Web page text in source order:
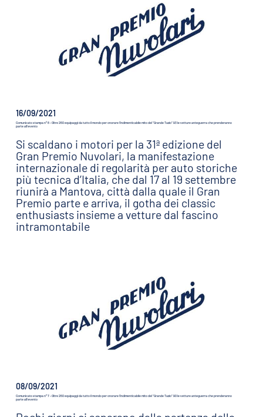
16/09/2021
Comunicato stampa n° 8 - Oltre 260 equipaggi da tutto il mondo per onorare l’indimenticabile mito del “Grande Tazio” 93 le vetture anteguerra che prenderanno
parte all’evento
Si scaldano i motori per la 31ª edizione del
Gran Premio Nuvolari, la manifestazione
internazionale di regolarità per auto storiche
più tecnica d’Italia, che dal 17 al 19 settembre
riunirà a Mantova, città dalla quale il Gran
Premio parte e arriva, il gotha dei classic
enthusiasts insieme a vetture dal fascino
intramontabile
08/09/2021
Comunicato stampa n° 7 - Oltre 260 equipaggi da tutto il mondo per onorare l’indimenticabile mito del “Grande Tazio” 90 le vetture anteguerra che prenderanno
parte all’evento